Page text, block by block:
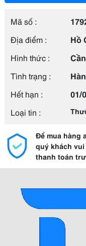
Mã số :
Địa điểm :
Hồ
Hình thức :
Tình trạng :
Hết hạn :
01/
Loại tin :
Để mua hàng
quý khách
thanh toán